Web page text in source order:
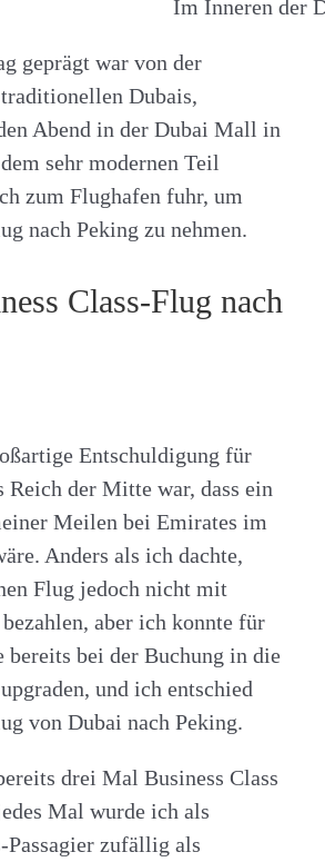
Im Inneren der
geprägt war von der
Dubais,
Abend in der Dubai Mall in
sehr modernen Teil
zum Flughafen fuhr, um
nach Peking zu nehmen.
Class-Flug nach
Entschuldigung für
Reich der Mitte war, dass ein
Meilen bei Emirates im
Anders als ich dachte,
Flug jedoch nicht mit
aber ich konnte für
bereits bei der Buchung in die
und ich entschied
von Dubai nach Peking.
drei Mal Business Class
Mal wurde ich als
Passagier zufällig als